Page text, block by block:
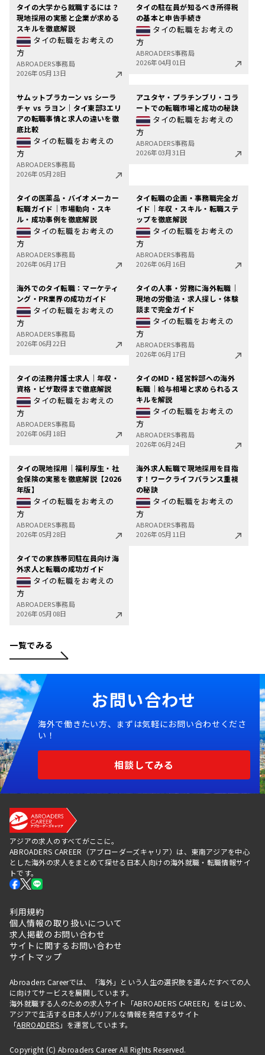
タイの大学から就職するには？
現地採用の実態と企業が求める
スキルを徹底解説
タイの転職をお考えの
方
ABROADERS事務局
2026年05月13日
タイの駐在員が知るべき所得税
の基本と申告手続き
タイの転職をお考えの
方
ABROADERS事務局
2026年04月01日
サムットプラカーン vs シーラ
チャ vs ラヨン｜タイ東部3エリ
アの転職事情と求人の違いを徹
底比較
タイの転職をお考えの
方
ABROADERS事務局
2026年05月28日
アユタヤ・プラチンブリ・コラ
ートでの転職市場と成功の秘訣
タイの転職をお考えの
方
ABROADERS事務局
2026年03月31日
タイの医薬品・バイオメーカー
転職ガイド｜市場動向・スキ
ル・成功事例を徹底解説
タイの転職をお考えの
方
ABROADERS事務局
2026年06月17日
タイ転職の企画・事務職完全ガ
イド｜年収・スキル・転職ステ
ップを徹底解説
タイの転職をお考えの
方
ABROADERS事務局
2026年06月16日
海外でのタイ転職：マーケティ
ング・PR業界の成功ガイド
タイの転職をお考えの
方
ABROADERS事務局
2026年06月22日
タイの人事・労務に海外転職｜
現地の労働法・求人探し・体験
談まで完全ガイド
タイの転職をお考えの
方
ABROADERS事務局
2026年06月17日
タイの法務弁護士求人｜年収・
資格・ビザ取得まで徹底解説
タイの転職をお考えの
方
ABROADERS事務局
2026年06月18日
タイのMD・経営幹部への海外
転職｜給与相場と求められるス
キルを解説
タイの転職をお考えの
方
ABROADERS事務局
2026年06月24日
タイの現地採用｜福利厚生・社
会保険の実態を徹底解説【2026
年版】
タイの転職をお考えの
方
ABROADERS事務局
2026年05月28日
海外求人転職で現地採用を目指
す！ワークライフバランス重視
の秘訣
タイの転職をお考えの
方
ABROADERS事務局
2026年05月11日
タイでの家族帯同駐在員向け海
外求人と転職の成功ガイド
タイの転職をお考えの
方
ABROADERS事務局
2026年05月08日
一覧でみる
お問い合わせ
海外で働きたい方、まずは気軽にお問い合わせくださ
い！
相談してみる
アジアの求人のすべてがここに。
ABROADERS CAREER（アブローダーズキャリア）は、東南アジアを中心
とした海外の求人をまとめて探せる日本人向けの海外就職・転職情報サイ
トです。
利用規約
個人情報の取り扱いについて
求人掲載のお問い合わせ
サイトに関するお問い合わせ
サイトマップ
Abroaders Careerでは、「海外」という人生の選択肢を選んだすべての人
に向けてサービスを展開しています。
海外就職する人のための求人サイト「ABROADERS CAREER」をはじめ、
アジアで生活する日本人がリアルな情報を発信するサイト
「ABROADERS 」を運営しています。
Copyright (C) Abroaders Career All Rights Reserved.